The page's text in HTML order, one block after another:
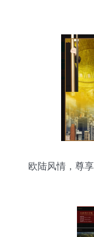
欧陆风情，尊